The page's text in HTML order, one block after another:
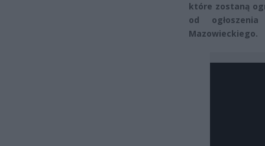
które zostaną
od
Mazowieckiego.